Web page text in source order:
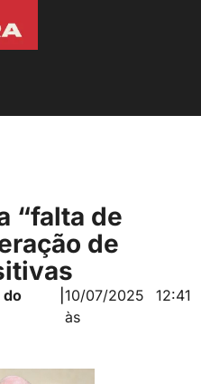
“falta de
de
do
|10/07/2025
às
12:41